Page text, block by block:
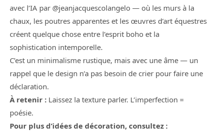
avec l’IA par @jeanjacquescolangelo — où les murs à la
chaux, les poutres apparentes et les œuvres d’art équestres
créent quelque chose entre l’esprit boho et la
sophistication intemporelle.
C’est un minimalisme rustique, mais avec une âme — un
rappel que le design n’a pas besoin de crier pour faire une
déclaration.
À retenir : Laissez la texture parler. L’imperfection =
poésie.
Pour plus d’idées de décoration, consultez :